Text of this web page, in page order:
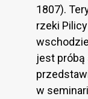
1807).
rzeki
jest
w